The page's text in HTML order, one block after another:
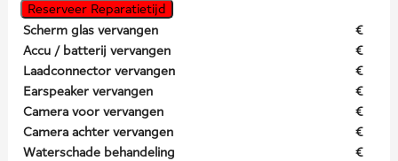
Reserveer Reparatietijd
Scherm glas vervangen
€
Accu / batterij vervangen
€
Laadconnector vervangen
€
Earspeaker vervangen
€
Camera voor vervangen
€
Camera achter vervangen
€
Waterschade behandeling
€